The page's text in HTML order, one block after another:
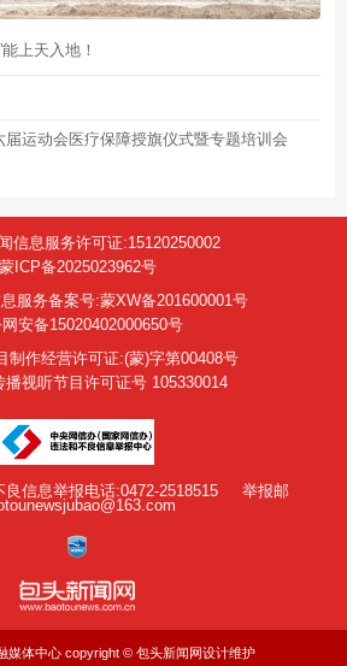
上天入地！
运动会医疗保障授旗仪式暨专题培训会
信息服务许可证:15120250002
蒙ICP备2025023962号
服务备案号:蒙XW备201600001号
安备15020402000650号
制作经营许可证:(蒙)字第00408号
播视听节目许可证号 105330014
信息举报电话:0472-2518515
举报邮
媒体中心 copyright © 包头新闻网设计维护